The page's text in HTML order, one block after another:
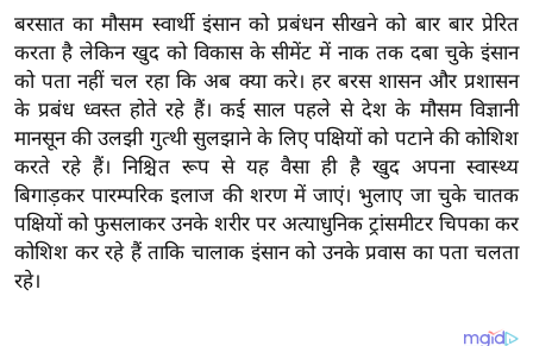
ग
ज
ग
त
वि
शे
ष
ज्ञ
रा
य
बरसात का मौसम स्वार्थी इंसान को प्रबंधन सीखने को बार बार प्रेरित
करता है लेकिन खुद को विकास के सीमेंट में नाक तक दबा चुके इंसान
को पता नहीं चल रहा कि अब क्या करे। हर बरस शासन और प्रशासन
के प्रबंध ध्वस्त होते रहे हैं। कई साल पहले से देश के मौसम विज्ञानी
मानसून की उलझी गुत्थी सुलझाने के लिए पक्षियों को पटाने की कोशिश
करते रहे हैं। निश्चित रूप से यह वैसा ही है खुद अपना स्वास्थ्य
बिगाड़कर पारम्परिक इलाज की शरण में जाएं। भुलाए जा चुके चातक
पक्षियों को फुसलाकर उनके शरीर पर अत्याधुनिक ट्रांसमीटर चिपका कर
कोशिश कर रहे हैं ताकि चालाक इंसान को उनके प्रवास का पता चलता
रहे।